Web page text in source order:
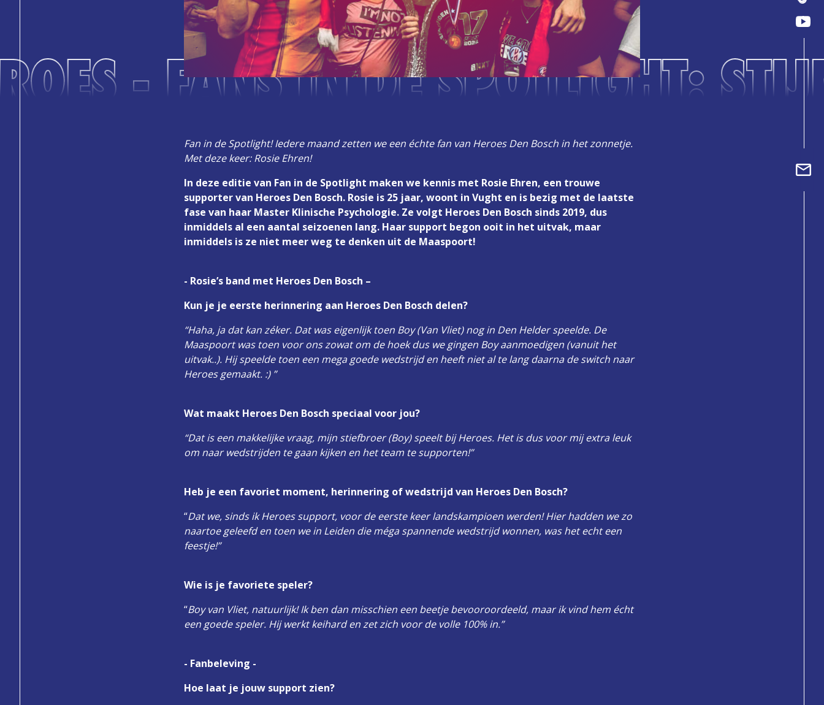
- FANS IN DE SPOTLIGHT:
Fan in de Spotlight! Iedere maand zetten we een échte fan van Heroes Den Bosch in het zonnetje.
Met deze keer: Rosie Ehren!
In deze editie van Fan in de Spotlight maken we kennis met Rosie Ehren, een trouwe
supporter van Heroes Den Bosch. Rosie is 25 jaar, woont in Vught en is bezig met de laatste
fase van haar Master Klinische Psychologie. Ze volgt Heroes Den Bosch sinds 2019, dus
inmiddels al een aantal seizoenen lang. Haar support begon ooit in het uitvak, maar
inmiddels is ze niet meer weg te denken uit de Maaspoort!
- Rosie’s band met Heroes Den Bosch –
Kun je je eerste herinnering aan Heroes Den Bosch delen?
“Haha, ja dat kan zéker. Dat was eigenlijk toen Boy (Van Vliet) nog in Den Helder speelde. De
Maaspoort was toen voor ons zowat om de hoek dus we gingen Boy aanmoedigen (vanuit het
uitvak..). Hij speelde toen een mega goede wedstrijd en heeft niet al te lang daarna de switch naar
Heroes gemaakt. :) ”
Wat maakt Heroes Den Bosch speciaal voor jou?
“Dat is een makkelijke vraag, mijn stiefbroer (Boy) speelt bij Heroes. Het is dus voor mij extra leuk
om naar wedstrijden te gaan kijken en het team te supporten!”
Heb je een favoriet moment, herinnering of wedstrijd van Heroes Den Bosch?
“Dat we, sinds ik Heroes support, voor de eerste keer landskampioen werden! Hier hadden we zo
naartoe geleefd en toen we in Leiden die méga spannende wedstrijd wonnen, was het echt een
feestje!”
Wie is je favoriete speler?
“Boy van Vliet, natuurlijk! Ik ben dan misschien een beetje bevooroordeeld, maar ik vind hem écht
een goede speler. Hij werkt keihard en zet zich voor de volle 100% in.”
- Fanbeleving -
Hoe laat je jouw support zien?